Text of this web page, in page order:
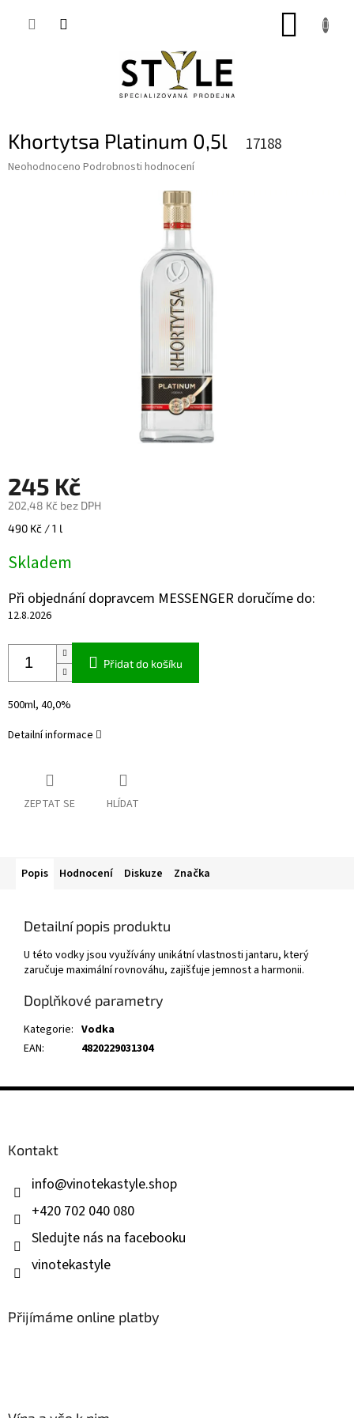
Khortytsa Platinum 0,5l 17188
Průměrné
Neohodnoceno Podrobnosti hodnocení
245 Kč
202,48 Kč bez DPH
Měrná
490 Kč / 1 l
Skladem
Při objednání dopravcem MESSENGER doručíme do:
12.8.2026
Přidat do košíku
500ml, 40,0%
Detailní informace
ZEPTAT SE HLÍDAT
Popis Hodnocení Diskuze Značka
Detailní popis produktu
U této vodky jsou využívány unikátní vlastnosti jantaru, který
zaručuje maximální rovnováhu, zajišťuje jemnost a harmonii.
Doplňkové parametry
Kategorie: Vodka
EAN: 4820229031304
Z
Kontakt
info@vinotekastyle.shop
+420 702 040 080
Sledujte nás na facebooku
vinotekastyle
Přijímáme online platby